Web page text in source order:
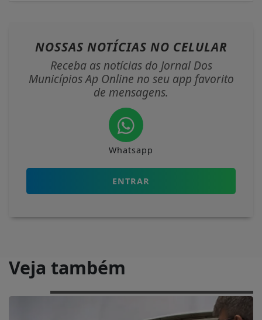
NOSSAS NOTÍCIAS NO CELULAR
Receba as notícias do Jornal Dos
Municípios Ap Online no seu app favorito
de mensagens.
Whatsapp
ENTRAR
Veja também